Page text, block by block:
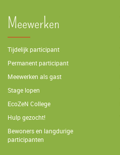
Meewerken
Tijdelijk participant
Permanent participant
Meewerken als gast
Stage lopen
EcoZeN College
Hulp gezocht!
Bewoners en langdurige
participanten